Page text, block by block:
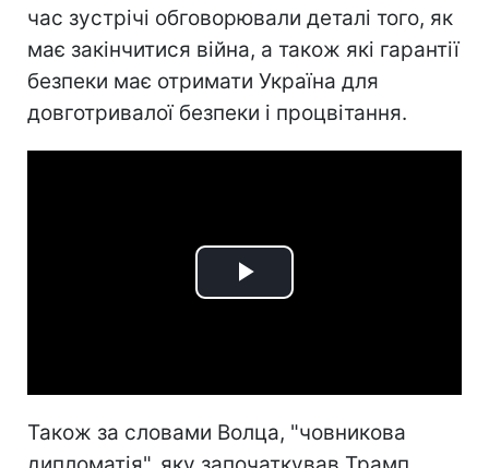
час зустрічі обговорювали деталі того, як
має закінчитися війна, а також які гарантії
безпеки має отримати Україна для
довготривалої безпеки і процвітання.
Play
Також за словами Волца, "човникова